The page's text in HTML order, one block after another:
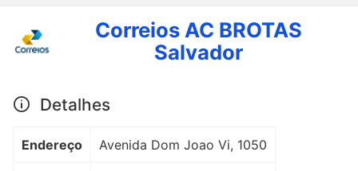
Correios AC BROTAS
Salvador
Detalhes
Endereço Avenida Dom Joao Vi, 1050